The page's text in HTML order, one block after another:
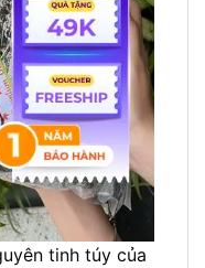
tinh túy của